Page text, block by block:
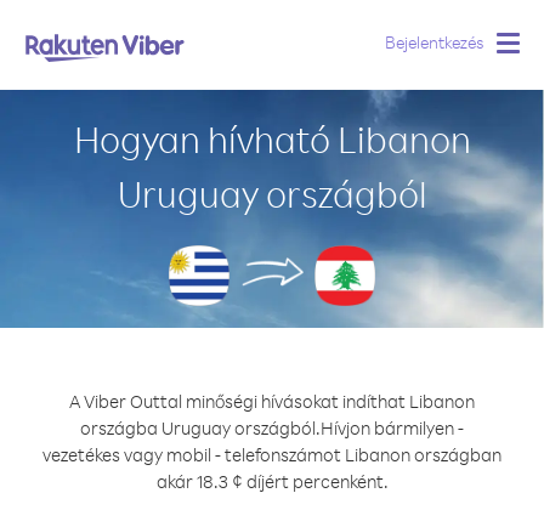
Bejelentkezés
Hogyan hívható Libanon
Uruguay országból
A Viber Outtal minőségi hívásokat indíthat Libanon
országba Uruguay országból.Hívjon bármilyen -
vezetékes vagy mobil - telefonszámot Libanon országban
akár 18.3 ¢ díjért percenként.